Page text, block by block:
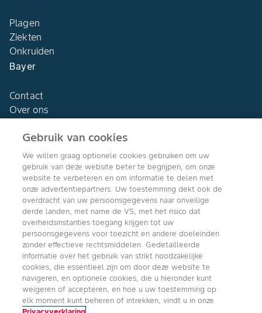
Plagen
Ziekten
Onkruiden
Bayer
Contact
Over ons
Agro Bayer
Nederland
Volg ons
Gebruik van cookies
We willen graag optionele cookies gebruiken om uw
gebruik van deze website beter te begrijpen, om onze
website te verbeteren en om informatie te delen met
onze advertentiepartners. Uw toestemming dekt ook de
overdracht van uw persoonsgegevens naar onveilige
derde landen, met name de VS, met het risico dat
overheidsinstanties toegang krijgen tot uw
persoonsgegevens voor toezicht en andere doeleinden
zonder effectieve rechtsmiddelen. Gedetailleerde
informatie over het gebruik van strikt noodzakelijke
cookies, die essentieel zijn om door deze website te
navigeren, en optionele cookies, die u hieronder kunt
weigeren of accepteren, en hoe u uw toestemming op
elk moment kunt beheren of intrekken, vindt u in onze